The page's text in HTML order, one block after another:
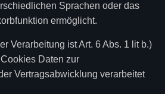
Sprachen oder das
ermöglicht.
Verarbeitung ist Art. 6 Abs. 1 lit b.)
Daten zur
Vertragsabwicklung verarbeitet